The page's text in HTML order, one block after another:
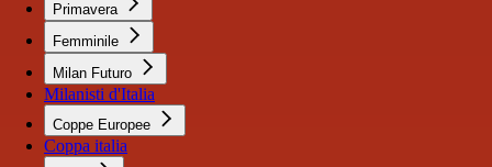
Primavera
Femminile
Milan Futuro
Milanisti d'Italia
Coppe Europee
Coppa italia